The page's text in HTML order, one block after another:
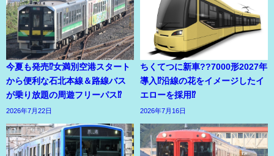
今夏も発売⁉女満別空港スタート
から便利な石北本線＆路線バス
が乗り放題の周遊フリーパス⁉
2026年7月22日
ちくてつに新車??7000形2027年
導入⁉沿線の花をイメージしたイ
エローを採用⁉
2026年7月16日